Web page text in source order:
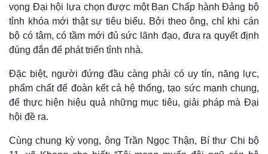
vọng Đại hội lựa chọn được một Ban Chấp hành Đảng bộ
tỉnh khóa mới thật sự tiêu biểu. Bởi theo ông, chỉ khi cán
bộ có tâm, có tầm mới đủ sức lãnh đạo, đưa ra quyết định
đúng đắn để phát triển tỉnh nhà.
Đặc biệt, người đứng đầu càng phải có uy tín, năng lực,
phẩm chất để đoàn kết cả hệ thống, tạo sức mạnh chung,
để thực hiện hiệu quả những mục tiêu, giải pháp mà Đại
hội đề ra.
Cùng chung kỳ vọng, ông Trần Ngọc Thận, Bí thư Chi bộ